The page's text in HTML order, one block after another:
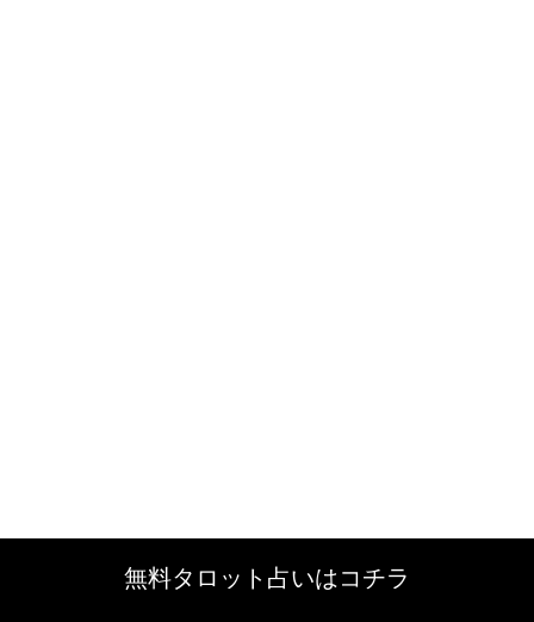
無料タロット占いはコチラ
無料タロット占いはコチラ